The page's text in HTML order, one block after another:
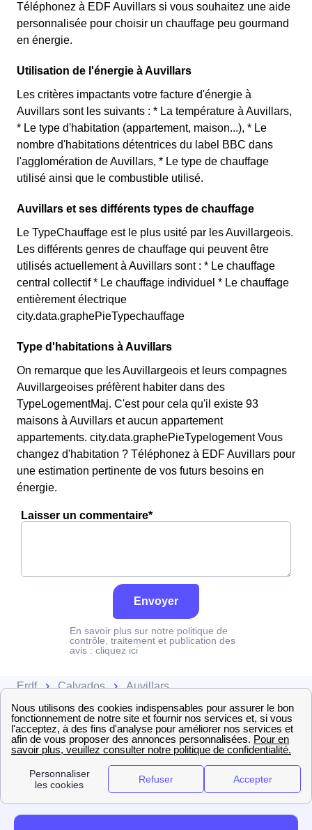
Téléphonez à EDF Auvillars si vous souhaitez une aide
personnalisée pour choisir un chauffage peu gourmand
en énergie.
Utilisation de l'énergie à Auvillars
Les critères impactants votre facture d'énergie à
Auvillars sont les suivants : * La température à Auvillars,
* Le type d'habitation (appartement, maison...), * Le
nombre d'habitations détentrices du label BBC dans
l'agglomération de Auvillars, * Le type de chauffage
utilisé ainsi que le combustible utilisé.
Auvillars et ses différents types de chauffage
Le TypeChauffage est le plus usité par les Auvillargeois.
Les différents genres de chauffage qui peuvent être
utilisés actuellement à Auvillars sont : * Le chauffage
central collectif * Le chauffage individuel * Le chauffage
entièrement électrique
city.data.graphePieTypechauffage
Type d'habitations à Auvillars
On remarque que les Auvillargeois et leurs compagnes
Auvillargeoises préfèrent habiter dans des
TypeLogementMaj. C'est pour cela qu'il existe 93
maisons à Auvillars et aucun appartement
appartements. city.data.graphePieTypelogement Vous
changez d'habitation ? Téléphonez à EDF Auvillars pour
une estimation pertinente de vos futurs besoins en
énergie.
Laisser un commentaire*
Envoyer
En savoir plus sur notre politique de
contrôle, traitement et publication des
avis : cliquez ici
Erdf Calvados Auvillars